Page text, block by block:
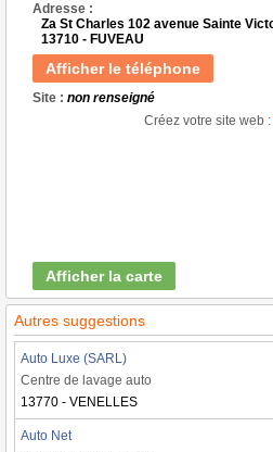
Adresse :
Za St Charles 102 avenue Sainte
13710 - FUVEAU
Afficher le téléphone
Site : non renseigné
Créez votre site web :
Afficher la carte
Autres suggestions
Auto Luxe (SARL)
Centre de lavage auto
13770 - VENELLES
Auto Net